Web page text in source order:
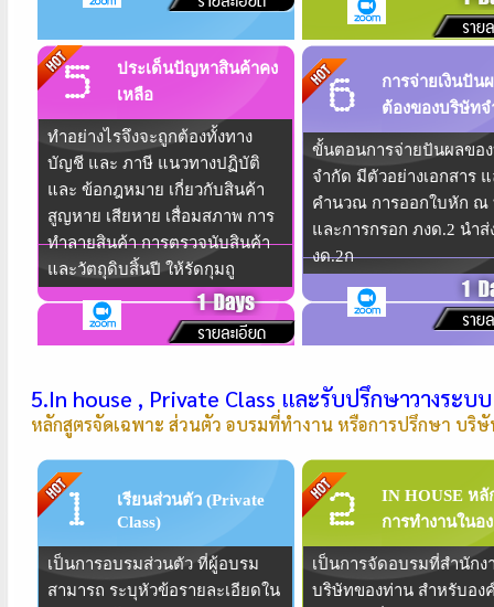
ประเด็นปัญหาสินค้าคง
เหลือ
ทำอย่างไรจึงจะถูกต้องทั้งทาง
บัญชี และ ภาษี แนวทางปฏิบัติ
และ ข้อกฎหมาย เกี่ยวกับสินค้า
สูญหาย เสียหาย เสื่อมสภาพ การ
ทำลายสินค้า การตรวจนับสินค้า
และวัตถุดิบสิ้นปี ให้รัดกุมถู
การจ่ายเงินปัน
ต้องของบริษัท
ขั้นตอนการจ่ายปันผลขอ
จำกัด มีตัวอย่างเอกสาร
คำนวณ การออกใบหัก ณ
และการกรอก ภงด.2 นำส่
งด.2ก
5.In house , Private Class และรับปรึกษาวางระบบ
หลักสูตรจัดเฉพาะ ส่วนตัว อบรมที่ทำงาน หรือการปรึกษา บริ
เรียนส่วนตัว (Private
Class)
เป็นการอบรมส่วนตัว ที่ผู้อบรม
สามารถ ระบุหัวข้อรายละเอียดใน
IN HOUSE หลั
การทำงานในอ
เป็นการจัดอบรมที่สำนักง
บริษัทของท่าน สำหรับอง